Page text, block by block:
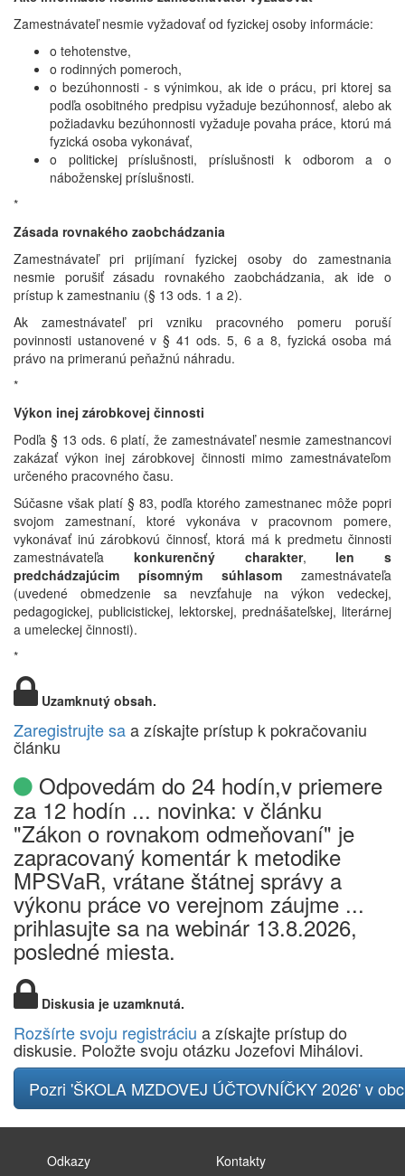
Zamestnávateľ nesmie vyžadovať od fyzickej osoby informácie:
o tehotenstve,
o rodinných pomeroch,
o bezúhonnosti - s výnimkou, ak ide o prácu, pri ktorej sa
podľa osobitného predpisu vyžaduje bezúhonnosť, alebo ak
požiadavku bezúhonnosti vyžaduje povaha práce, ktorú má
fyzická osoba vykonávať,
o politickej príslušnosti, príslušnosti k odborom a o
náboženskej príslušnosti.
*
Zásada rovnakého zaobchádzania
Zamestnávateľ pri prijímaní fyzickej osoby do zamestnania
nesmie porušiť zásadu rovnakého zaobchádzania, ak ide o
prístup k zamestnaniu (§ 13 ods. 1 a 2).
Ak zamestnávateľ pri vzniku pracovného pomeru poruší
povinnosti ustanovené v § 41 ods. 5, 6 a 8, fyzická osoba má
právo na primeranú peňažnú náhradu.
*
Výkon inej zárobkovej činnosti
Podľa § 13 ods. 6 platí, že zamestnávateľ nesmie zamestnancovi
zakázať výkon inej zárobkovej činnosti mimo zamestnávateľom
určeného pracovného času.
Súčasne však platí § 83, podľa ktorého zamestnanec môže popri
svojom zamestnaní, ktoré vykonáva v pracovnom pomere,
vykonávať inú zárobkovú činnosť, ktorá má k predmetu činnosti
zamestnávateľa konkurenčný charakter, len s
predchádzajúcim písomným súhlasom zamestnávateľa
(uvedené obmedzenie sa nevzťahuje na výkon vedeckej,
pedagogickej, publicistickej, lektorskej, prednášateľskej, literárnej
a umeleckej činnosti).
*
Uzamknutý obsah.
Zaregistrujte saa získajte prístup k pokračovaniu
článku
Odpovedám do 24 hodín,v priemere
za 12 hodín ... novinka: v článku
"Zákon o rovnakom odmeňovaní" je
zapracovaný komentár k metodike
MPSVaR, vrátane štátnej správy a
výkonu práce vo verejnom záujme ...
prihlasujte sa na webinár 13.8.2026,
posledné miesta.
Diskusia je uzamknutá.
Rozšírte svoju registráciu a získajte prístup do
diskusie. Položte svoju otázku Jozefovi Mihálovi.
Pozri 'ŠKOLA MZDOVEJ ÚČTOVNÍČKY 2026' v
Odkazy Kontakty